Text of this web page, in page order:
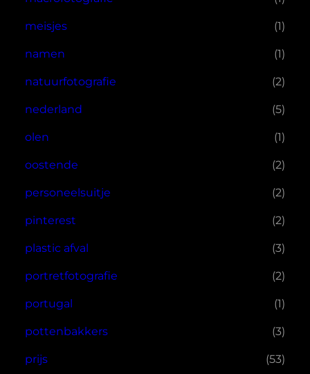
meisjes (1)
namen (1)
natuurfotografie (2)
nederland (5)
olen (1)
oostende (2)
personeelsuitje (2)
pinterest (2)
plastic afval (3)
portretfotografie (2)
portugal (1)
pottenbakkers (3)
prijs (53)